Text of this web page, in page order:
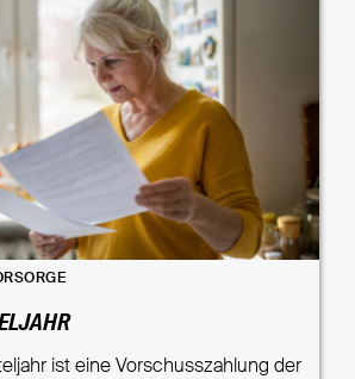
ist eine Vorschusszahlung der